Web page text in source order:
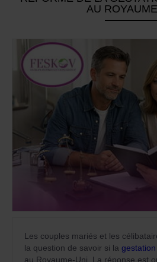
AU
Les couples mariés et les
la question de savoir si la
au Royaume-Uni. La réponse est